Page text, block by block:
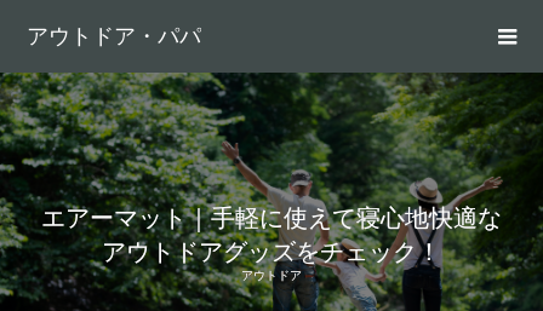
アウトドア・パパ
エアーマット｜手軽に使えて寝心地快適な
アウトドアグッズをチェック！
アウトドア